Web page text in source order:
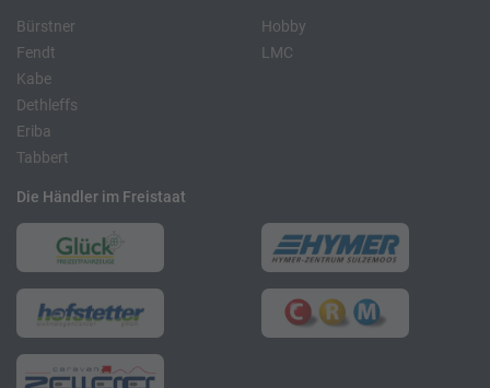
Bürstner
Fendt
Kabe
Hobby
LMC
Dethleffs
Eriba
Tabbert
Die Händler im Freistaat